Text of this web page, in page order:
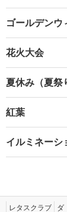
ゴールデンウ
花火大会
夏休み（夏祭
紅葉
イルミネーシ
レタスクラブ ダ